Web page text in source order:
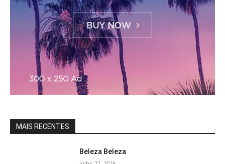
MAIS RECENTES
Beleza Beleza